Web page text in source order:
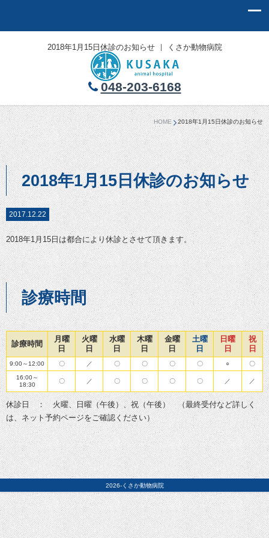
2018年1月15日休診のお知らせ ｜ くさか動物病院
048-203-6168
HOME 2018年1月15日休診のお知らせ
2018年1月15日休診のお知らせ
2017.12.22
2018年1月15日は都合により休診とさせて頂きます。
診療時間
診療時間
月曜
日
火曜
日
水曜
日
木曜
日
金曜
日
土曜
日
日曜
日
祝
日
9:00～12:00 〇 ／ 〇 〇 〇 〇 ○ 〇
16:00～
18:30
〇 ／ 〇 〇 〇 〇 ／ ／
休診日 ： 火曜、日曜（午後）、祝（午後） （最終受付など詳しく
は、ネット予約ページをご確認ください）
2026-くさか動物病院